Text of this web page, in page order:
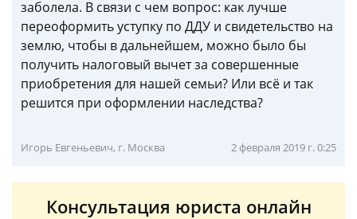
заболела. В связи с чем вопрос: как лучше
переоформить уступку по ДДУ и свидетельство на
землю, чтобы в дальнейшем, можно было бы
получить налоговый вычет за совершенные
приобретения для нашей семьи? Или всё и так
решится при оформлении наследства?
Игорь Евгеньевич, г. Москва 2 февраля 2019 г. 0:25
Консультация юриста онлайн